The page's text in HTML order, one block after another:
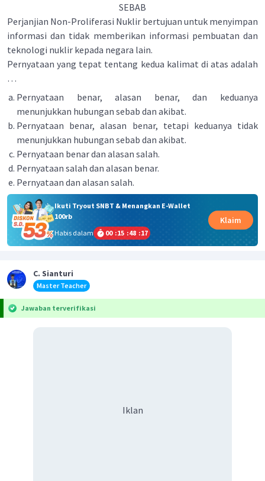
SEBAB
Perjanjian Non-Proliferasi Nuklir bertujuan untuk menyimpan
informasi dan tidak memberikan informasi pembuatan dan
teknologi nuklir kepada negara lain.
Pernyataan yang tepat tentang kedua kalimat di atas adalah
…
Pernyataan benar, alasan benar, dan keduanya
menunjukkan hubungan sebab dan akibat.
Pernyataan benar, alasan benar, tetapi keduanya tidak
menunjukkan hubungan sebab dan akibat.
Pernyataan benar dan alasan salah.
Pernyataan salah dan alasan benar.
Pernyataan dan alasan salah.
Ikuti Tryout SNBT & Menangkan E-Wallet
100rb
Habis dalam
00 :15 :48 :16
Klaim
C. Sianturi
Master Teacher
Jawaban terverifikasi
Iklan